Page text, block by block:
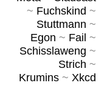
~ Fuchskind ~
Stuttmann ~
Egon ~ Fail ~
Schisslaweng ~
Strich ~
Krumins~ Xkcd